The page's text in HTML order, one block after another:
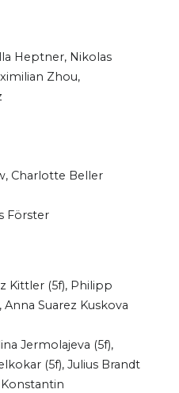
Heptner, Nikolas
Zhou,
Charlotte Beller
Förster
Kittler (5f), Philipp
Anna Suarez Kuskova
Jermolajeva (5f),
(5f), Julius Brandt
Konstantin